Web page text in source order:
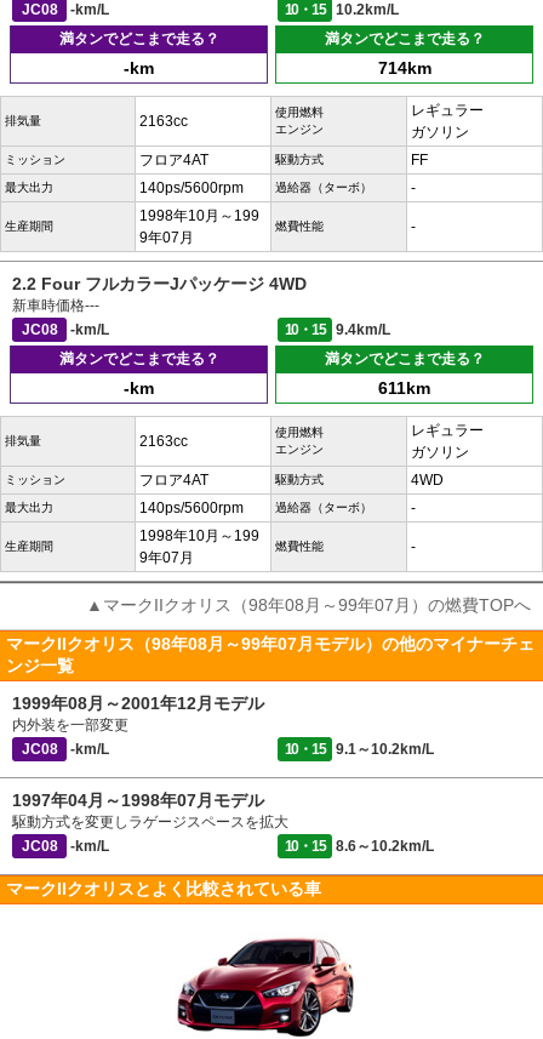
JC08
-km/L 10・15
10.2km/L
満タンでどこまで走る？
-km
満タンでどこまで走る？
714km
排気量 2163cc
使用燃料
エンジン
レギュラー
ガソリン
ミッション フロア4AT 駆動方式 FF
最大出力 140ps/5600rpm 過給器（ターボ） -
生産期間
1998年10月～199
9年07月
燃費性能 -
2.2 Four フルカラーJパッケージ 4WD
新車時価格---
JC08
-km/L 10・15
9.4km/L
満タンでどこまで走る？
-km
満タンでどこまで走る？
611km
排気量 2163cc
使用燃料
エンジン
レギュラー
ガソリン
ミッション フロア4AT 駆動方式 4WD
最大出力 140ps/5600rpm 過給器（ターボ） -
生産期間
1998年10月～199
9年07月
燃費性能 -
▲マークIIクオリス（98年08月～99年07月）の燃費TOPへ
マークIIクオリス（98年08月～99年07月モデル）の他のマイナーチェ
ンジ一覧
1999年08月～2001年12月モデル
内外装を一部変更
JC08
-km/L 10・15 9.1～10.2km/L
1997年04月～1998年07月モデル
駆動方式を変更しラゲージスペースを拡大
JC08
-km/L 10・15 8.6～10.2km/L
マークIIクオリスとよく比較されている車